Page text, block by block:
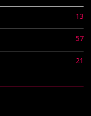
13
57
21